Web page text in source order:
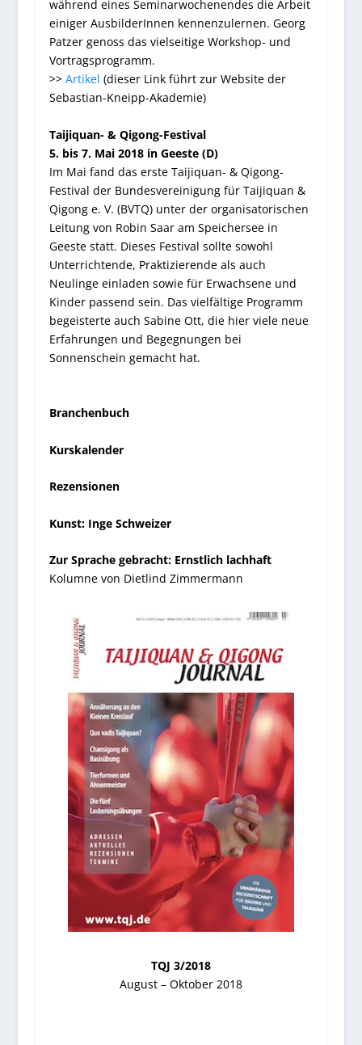
während eines Seminarwochenendes die Arbeit
einiger AusbilderInnen kennenzulernen. Georg
Patzer genoss das vielseitige Workshop- und
Vortragsprogramm.
>> Artikel (dieser Link führt zur Website der
Sebastian-Kneipp-Akademie)
Taijiquan- & Qigong-Festival
5. bis 7. Mai 2018 in Geeste (D)
Im Mai fand das erste Taijiquan- & Qigong-
Festival der Bundesvereinigung für Taijiquan &
Qigong e. V. (BVTQ) unter der organisatorischen
Leitung von Robin Saar am Speichersee in
Geeste statt. Dieses Festival sollte sowohl
Unterrichtende, Praktizierende als auch
Neulinge einladen sowie für Erwachsene und
Kinder passend sein. Das vielfältige Programm
begeisterte auch Sabine Ott, die hier viele neue
Erfahrungen und Begegnungen bei
Sonnenschein gemacht hat.
Branchenbuch
Kurskalender
Rezensionen
Kunst: Inge Schweizer
Zur Sprache gebracht: Ernstlich lachhaft
Kolumne von Dietlind Zimmermann
TQJ 3/2018
August – Oktober 2018